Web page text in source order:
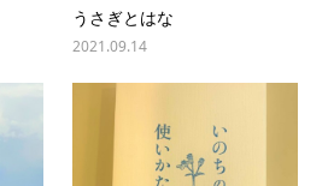
うさぎとはな
2021.09.14